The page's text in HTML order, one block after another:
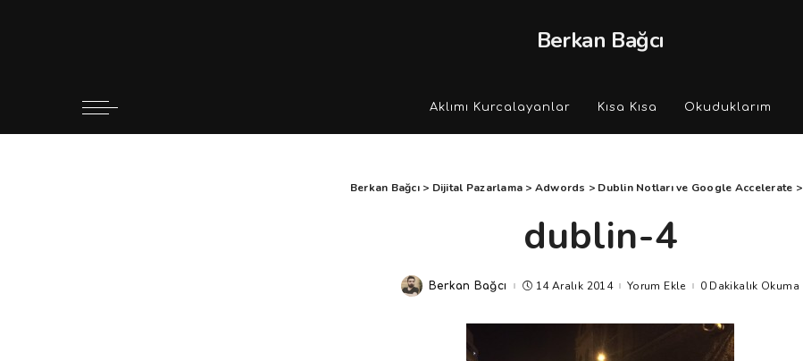
Berkan Bağcı
Aklımı Kurcalayanlar Kısa Kısa Okuduklarım
Berkan Bağcı> Dijital Pazarlama > Adwords > Dublin Notları ve Google Accelerate >
dublin-4
Posted
Berkan Bağcı 14 Aralık 2014 Yorum Ekle 0 Dakikalık Okuma